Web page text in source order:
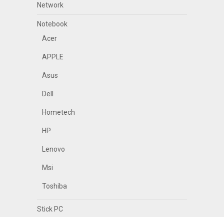
Network
Notebook
Acer
APPLE
Asus
Dell
Hometech
HP
Lenovo
Msi
Toshiba
Stick PC